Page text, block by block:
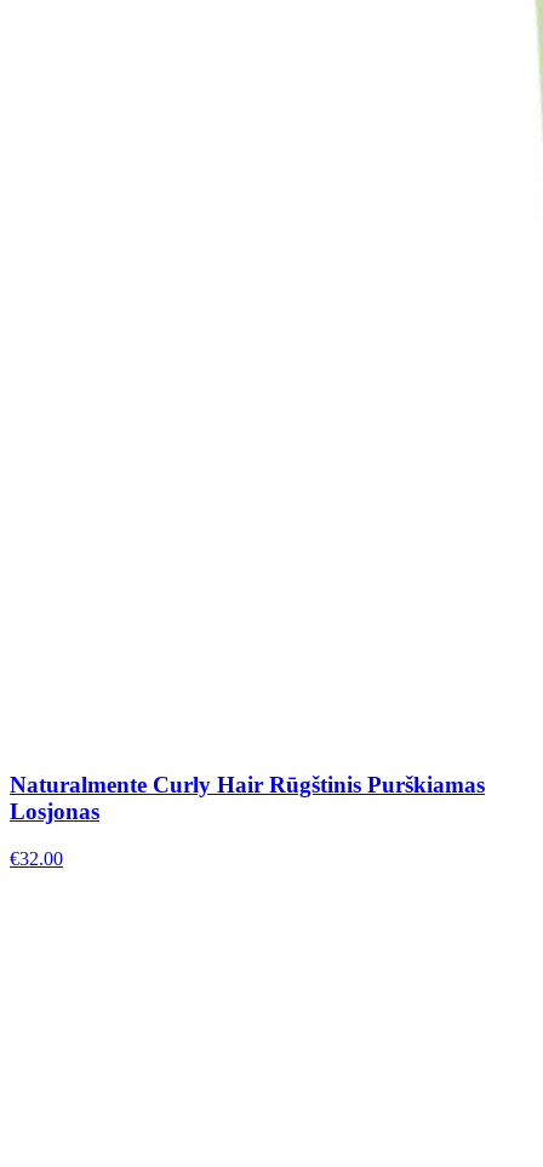
Naturalmente Curly Hair Rūgštinis Purškiamas
Losjonas
€32.00